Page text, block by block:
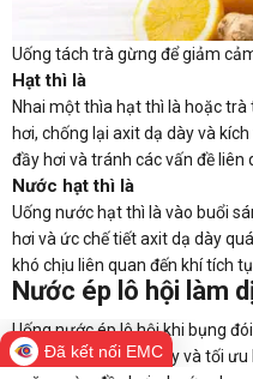
Uống tách trà gừng để giảm
Hạt thì là
Nhai một thìa hạt thì là hoặc
hơi, chống lại axit dạ dày và
đầy hơi và tránh các vấn đề
Nước hạt thì là
Uống nước hạt thì là vào buổi
hơi và ức chế tiết axit dạ dày
khó chịu liên quan đến khí tích
Nước ép lô hội làm
Uống nước ép lô hội khi bụng
tình trạng viêm dạ dày và tối
Đã kết nối EMC